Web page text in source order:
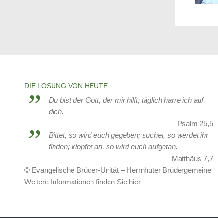
Weißrusslandhilfe- Aktuelles
DIE LOSUNG VON HEUTE
Du bist der Gott, der mir hilft; täglich harre ich auf
dich.
Psalm 25,5
Bittet, so wird euch gegeben; suchet, so werdet ihr
finden; klopfet an, so wird euch aufgetan.
Matthäus 7,7
© Evangelische Brüder-Unität – Herrnhuter Brüdergemeine
Weitere Informationen finden Sie hier